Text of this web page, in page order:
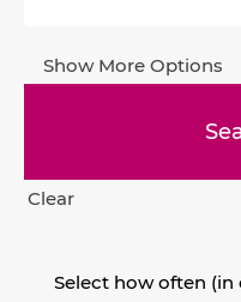
Show More Options
Clear
Select how often (in